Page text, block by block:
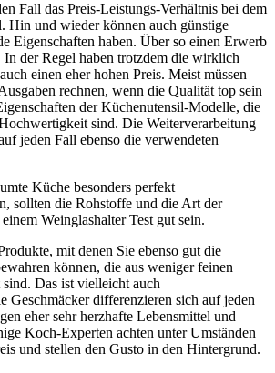
Fall das Preis-Leistungs-Verhältnis bei dem
Hin und wieder können auch günstige
Eigenschaften haben. Über so einen Erwerb
In der Regel haben trotzdem die wirklich
einen eher hohen Preis. Meist müssen
rechnen, wenn die Qualität top sein
der Küchenutensil-Modelle, die
sind. Die Weiterverarbeitung
jeden Fall ebenso die verwendeten
Küche besonders perfekt
sollten die Rohstoffe und die Art der
Weinglashalter Test gut sein.
mit denen Sie ebenso gut die
können, die aus weniger feinen
Das ist vielleicht auch
Geschmäcker differenzieren sich auf jeden
eher sehr herzhafte Lebensmittel und
Koch-Experten achten unter Umständen
und stellen den Gusto in den Hintergrund.